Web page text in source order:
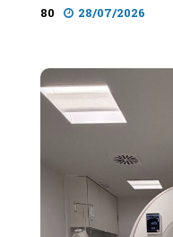
80 28/07/2026